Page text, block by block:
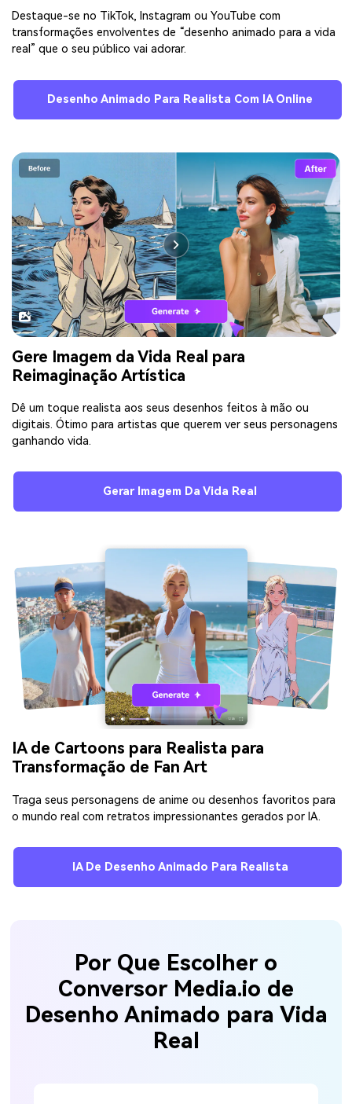
Destaque-se no TikTok, Instagram ou YouTube com
transformações envolventes de “desenho animado para a vida
real” que o seu público vai adorar.
Desenho Animado Para Realista Com IA Online
Gere Imagem da Vida Real para
Reimaginação Artística
Dê um toque realista aos seus desenhos feitos à mão ou
digitais. Ótimo para artistas que querem ver seus personagens
ganhando vida.
Gerar Imagem Da Vida Real
IA de Cartoons para Realista para
Transformação de Fan Art
Traga seus personagens de anime ou desenhos favoritos para
o mundo real com retratos impressionantes gerados por IA.
IA De Desenho Animado Para Realista
Por Que Escolher o
Conversor Media.io de
Desenho Animado para Vida
Real